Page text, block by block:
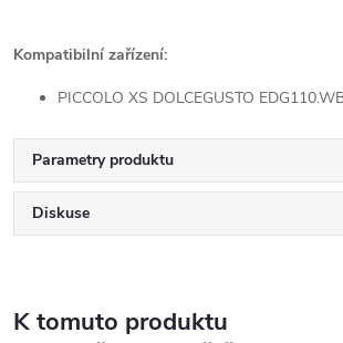
Kompatibilní zařízení:
PICCOLO XS DOLCEGUSTO
Parametry produktu
Diskuse
K tomuto produktu